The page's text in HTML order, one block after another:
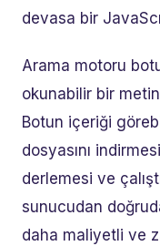
devasa bir
Arama motoru
okunabilir bir
Botun içeriği
dosyasını
derlemesi ve
sunucudan
daha maliyetli ve